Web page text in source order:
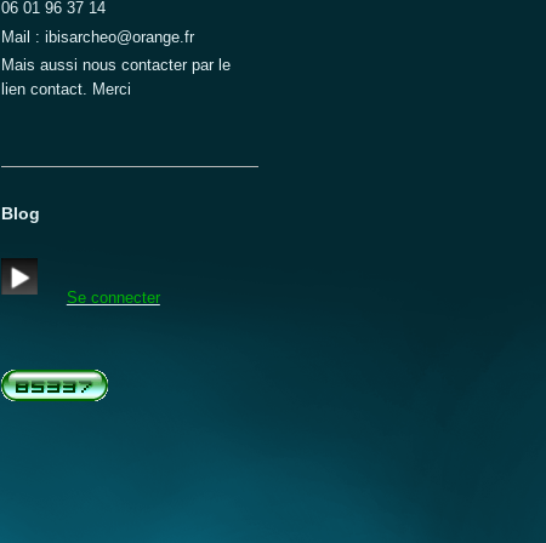
06 01 96 37 14
Mail : ibisarcheo@orange.fr
Mais aussi nous contacter par le
lien contact. Merci
Blog
Se connecter